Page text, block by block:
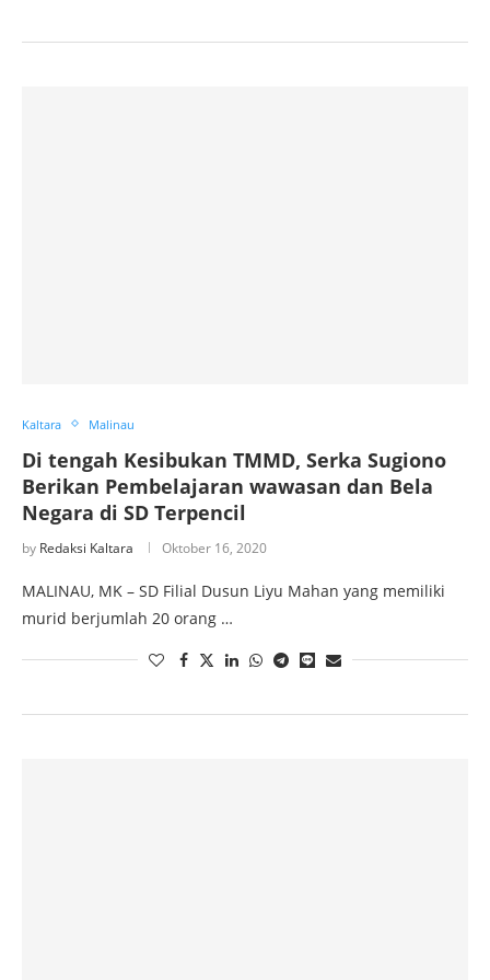
Kaltara Malinau
Di tengah Kesibukan TMMD, Serka Sugiono
Berikan Pembelajaran wawasan dan Bela
Negara di SD Terpencil
by Redaksi Kaltara Oktober 16, 2020
MALINAU, MK – SD Filial Dusun Liyu Mahan yang memiliki
murid berjumlah 20 orang …